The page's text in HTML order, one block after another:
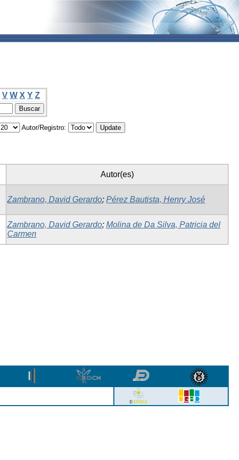
V W X Y Z
Autor/Registro:
Autor(es)
Zambrano, David Gerardo; Pérez Bautista, Henry José
Zambrano, David Gerardo; Molina de Da Silva, Patricia del
Carmen